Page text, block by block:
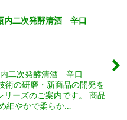
二次発酵清酒 辛口
二次発酵清酒 辛口
の研磨・新商品の開発を
リーズのご案内です。 商品
細やかで柔らか…